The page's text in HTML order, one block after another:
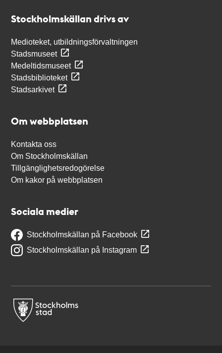
Stockholmskällan drivs av
Medioteket, utbildningsförvaltningen
Stadsmuseet
Medeltidsmuseet
Stadsbiblioteket
Stadsarkivet
Om webbplatsen
Kontakta oss
Om Stockholmskällan
Tillgänglighetsredogörelse
Om kakor på webbplatsen
Sociala medier
Stockholmskällan på Facebook
Stockholmskällan på Instagram